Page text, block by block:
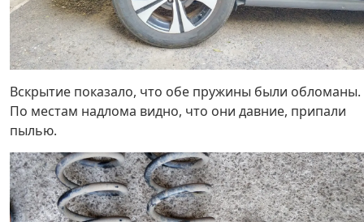
Вскрытие показало, что обе пружины были обломаны.
По местам надлома видно, что они давние, припали
пылью.